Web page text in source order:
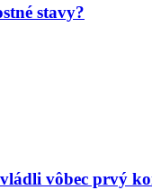
stavy?
vôbec prvý